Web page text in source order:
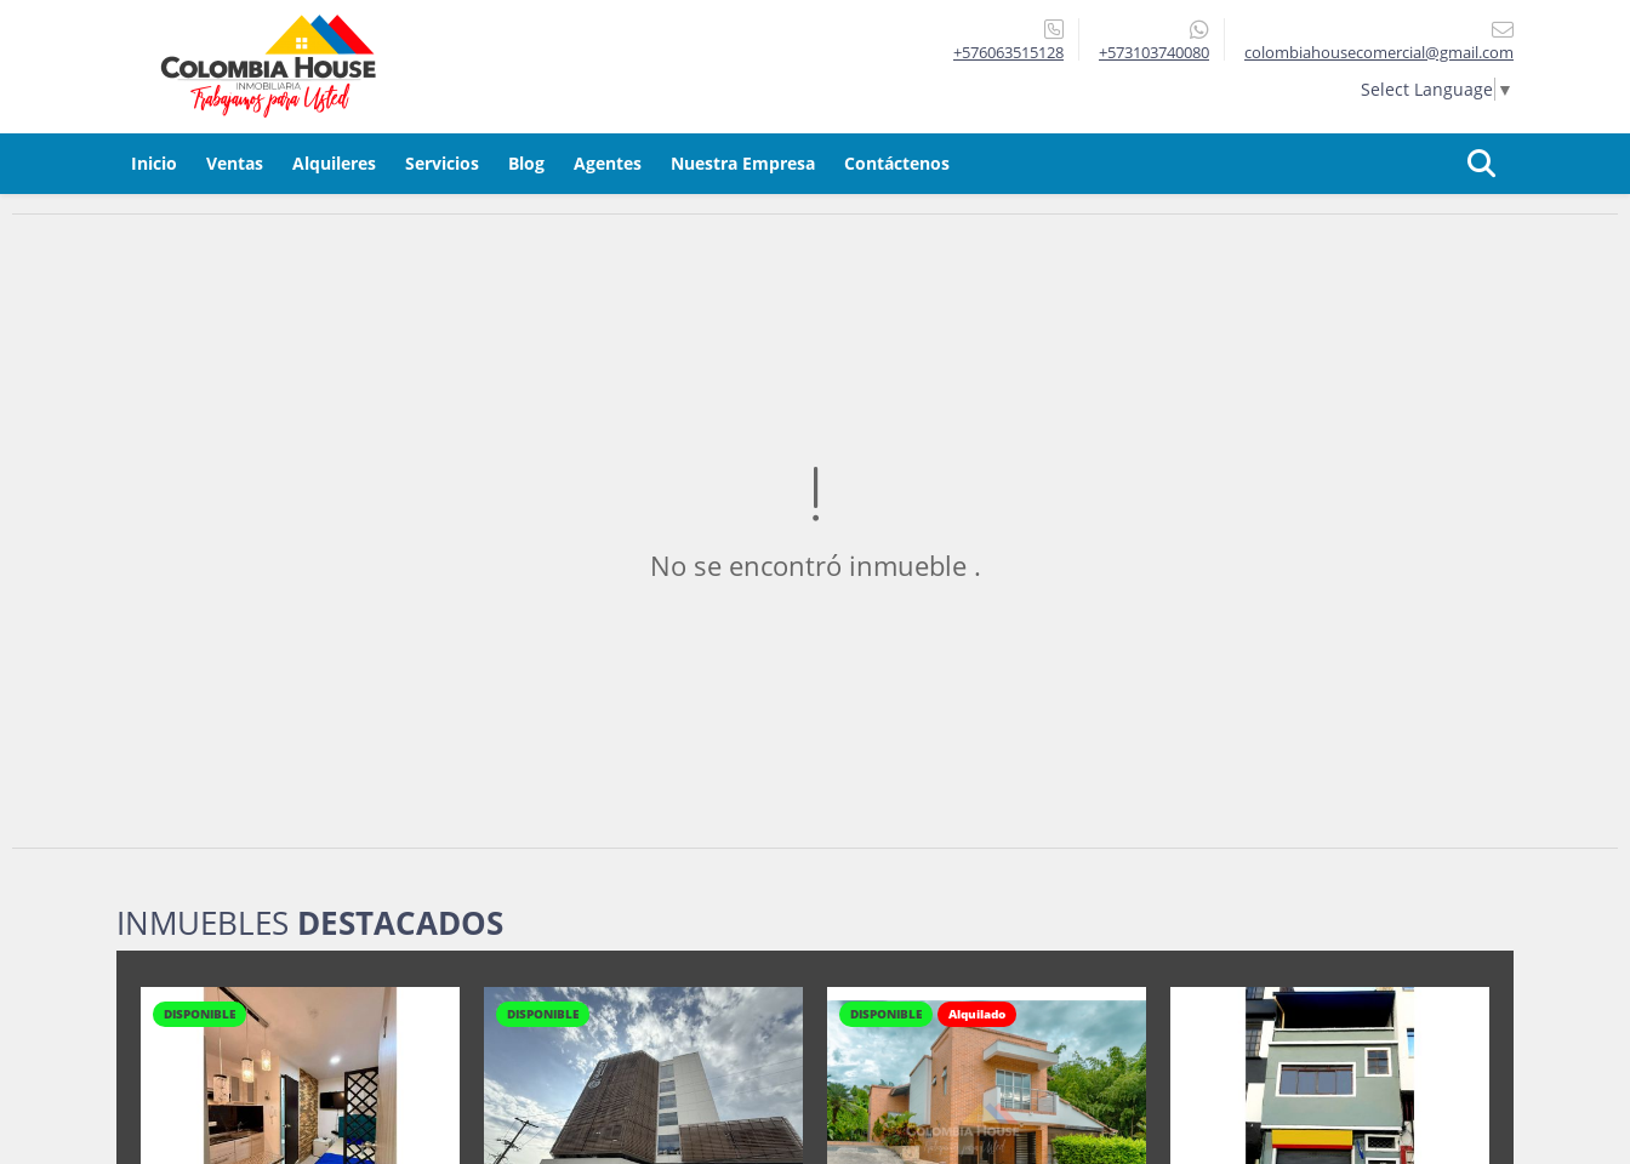
+576063515128 +573103740080 colombiahousecomercial@gmail.com
Select Language ▼
Inicio Ventas Alquileres Servicios Blog Agentes Nuestra Empresa Contáctenos
No se encontró inmueble .
INMUEBLES DESTACADOS
DISPONIBLE DISPONIBLE DISPONIBLE Alquilado